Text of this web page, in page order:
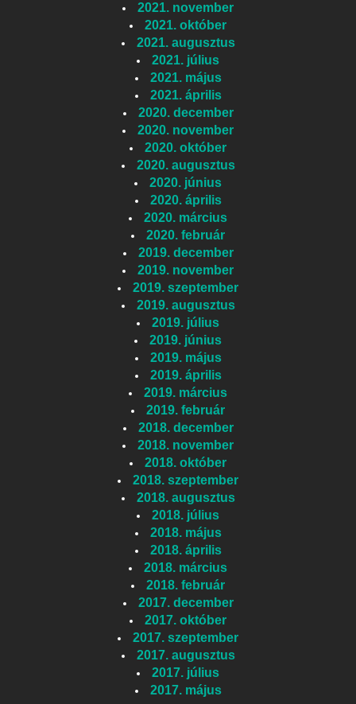
2021. november
2021. október
2021. augusztus
2021. július
2021. május
2021. április
2020. december
2020. november
2020. október
2020. augusztus
2020. június
2020. április
2020. március
2020. február
2019. december
2019. november
2019. szeptember
2019. augusztus
2019. július
2019. június
2019. május
2019. április
2019. március
2019. február
2018. december
2018. november
2018. október
2018. szeptember
2018. augusztus
2018. július
2018. május
2018. április
2018. március
2018. február
2017. december
2017. október
2017. szeptember
2017. augusztus
2017. július
2017. május